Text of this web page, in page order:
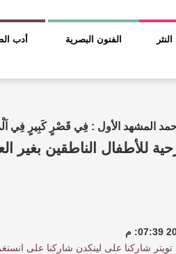
الفنون البصرية أدب
المشهد الأول : فِي قَصْرٍ كَبِيرٍ فِي
للأطفال الناطقين بغير
شاركنا على لينكدن شاركنا على